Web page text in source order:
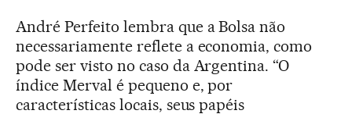
André Perfeito lembra que a Bolsa não
necessariamente reflete a economia, como
pode ser visto no caso da Argentina. “O
índice Merval é pequeno e, por
características locais, seus papéis